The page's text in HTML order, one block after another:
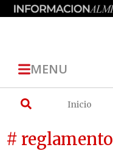
MENU
Inicio
# reglamento